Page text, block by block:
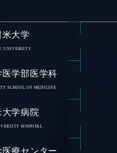
米大学
UNIVERSITY
学部医学科
SCHOOL OF MEDICINE
大学病院
HOSPITAL